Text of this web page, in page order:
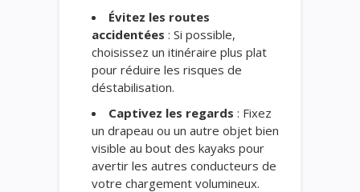
Évitez les routes
accidentées : Si possible,
choisissez un itinéraire plus plat
pour réduire les risques de
déstabilisation.
Captivez les regards : Fixez
un drapeau ou un autre objet bien
visible au bout des kayaks pour
avertir les autres conducteurs de
votre chargement volumineux.